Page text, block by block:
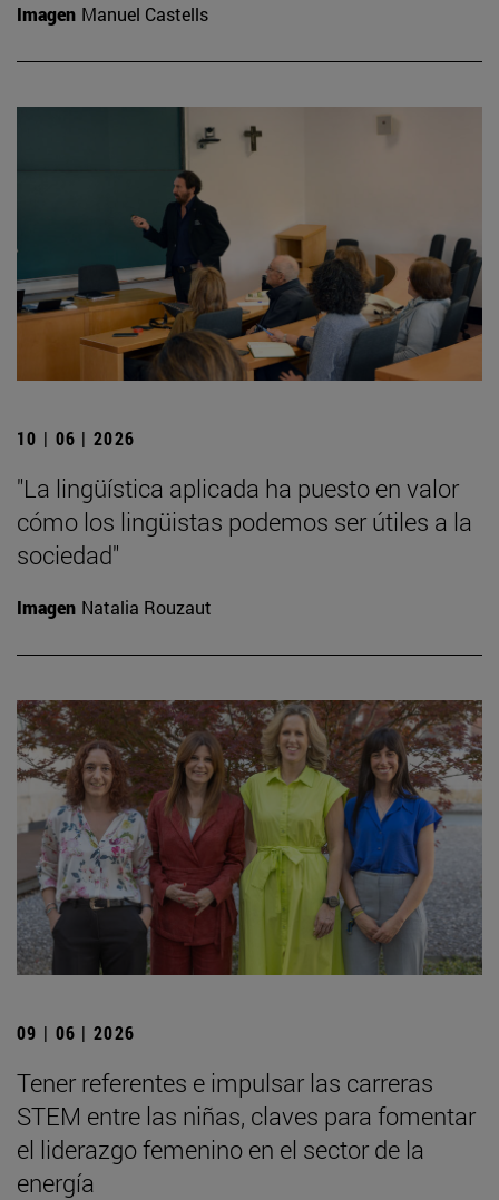
Imagen Manuel Castells
10 | 06 | 2026
"La lingüística aplicada ha puesto en valor
cómo los lingüistas podemos ser útiles a la
sociedad"
Imagen Natalia Rouzaut
09 | 06 | 2026
Tener referentes e impulsar las carreras
STEM entre las niñas, claves para fomentar
el liderazgo femenino en el sector de la
energía